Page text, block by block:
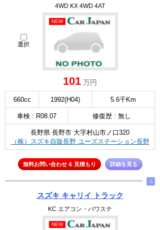
4WD KX 4WD 4AT
選択
NEW
101 万円
660cc 1992(H04) 5.6千Km
車検 : R08.07 修復歴 : 無し
長野県 長野市 大字村山市ノ口320
（株）スズキ自販長野 ユーズステーション長野
無料お問い合わせ & 見積もり 詳細を見る
∧
スズキ キャリイ トラック
KC エアコン・パワステ
NEW